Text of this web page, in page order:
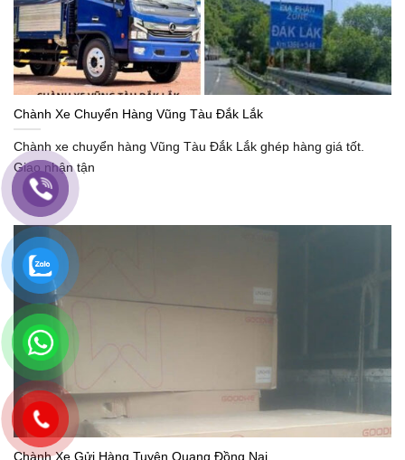
Chành Xe Chuyển Hàng Vũng Tàu Đắk Lắk
Chành xe chuyển hàng Vũng Tàu Đắk Lắk ghép hàng giá tốt.
Giao nhận tận
Chành Xe Gửi Hàng Tuyên Quang Đồng Nai